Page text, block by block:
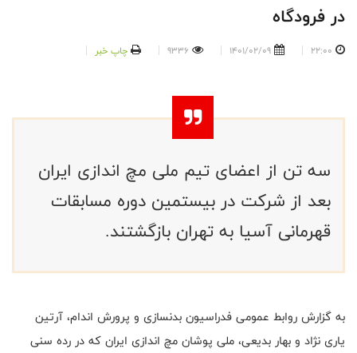
در فرودگاه
22:00
1401/02/09
9336 چاپ خبر
سه تن از اعضای تیم ملی مچ اندازی ایران
بعد از شرکت در بیستمین دوره مسابقات
قهرمانی آسیا به تهران بازگشتند.
به گزارش روابط عمومی فدراسیون بدنسازی و پرورش اندام، آرتین
یاری نژاد و بهار بدیعی، ملی پوشان مچ اندازی ایران که در رده سنی